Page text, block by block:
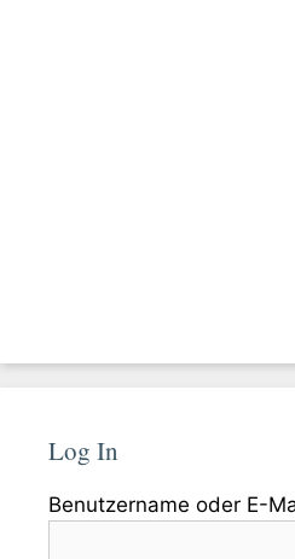
Log In
Benutzername oder E-